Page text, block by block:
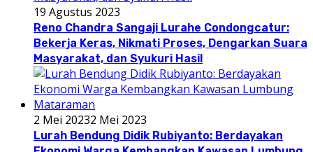
19 Agustus 2023
Reno Chandra Sangaji Lurahe Condongcatur:
Bekerja Keras, Nikmati Proses, Dengarkan Suara
Masyarakat, dan Syukuri Hasil
2 Mei 20232 Mei 2023
Lurah Bendung Didik Rubiyanto: Berdayakan